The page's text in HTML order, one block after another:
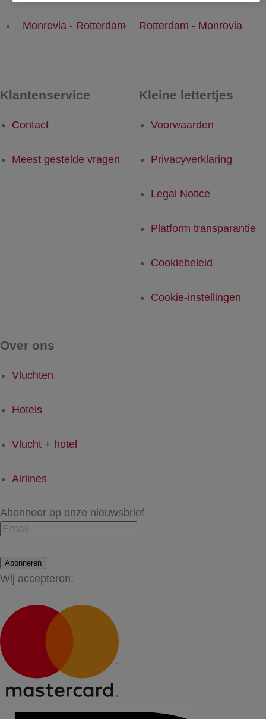
Monrovia - Rotterdam Rotterdam - Monrovia
Klantenservice
Contact
Meest gestelde vragen
Kleine lettertjes
Voorwaarden
Privacyverklaring
Legal Notice
Platform transparantie
Cookiebeleid
Cookie-instellingen
Over ons
Vluchten
Hotels
Vlucht + hotel
Airlines
Abonneer op onze nieuwsbrief
Abonneren
Wij accepteren: